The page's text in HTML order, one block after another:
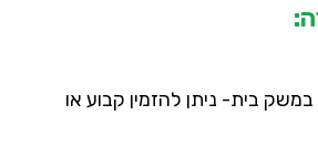
במשק בית- ניתן להזמין קבוע או